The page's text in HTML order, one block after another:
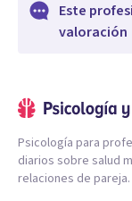
Este
valoración
Psicología para
diarios sobre salud
relaciones de pareja.